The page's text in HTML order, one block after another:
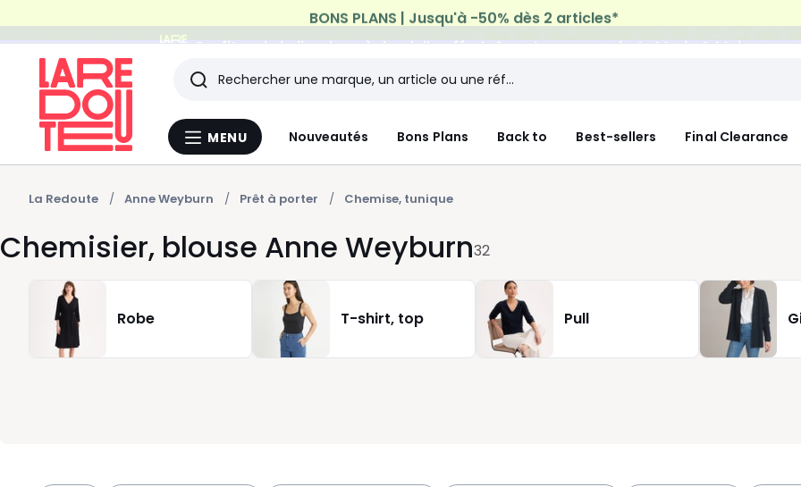
Profitez de la livraison à domicile offerte*sur tous vos achats Mode & Maison
Menu
MENU Nouveautés Bons Plans Back to Best-sellers Final Clearance
Rechercher
Les
derniers
articles
consultés
La Redoute Anne Weyburn Prêt à porter Chemise, tunique
Chemisier, blouse Anne Weyburn32
Robe T-shirt, top Pull